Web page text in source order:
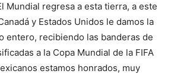
Mundial regresa a esta tierra, a este
y Estados Unidos le damos la
entero, recibiendo las banderas de
a la Copa Mundial de la FIFA
estamos honrados, muy